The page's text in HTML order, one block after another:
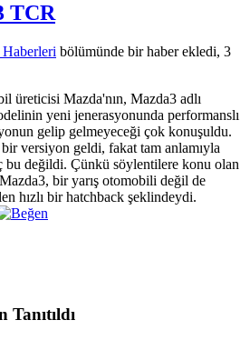
TCR
bölümünde bir haber ekledi, 3
üreticisi Mazda'nın, Mazda3 adlı
yeni jenerasyonunda performanslı
gelip gelmeyeceği çok konuşuldu.
versiyon geldi, fakat tam anlamıyla
bu değildi. Çünkü söylentilere konu olan
bir yarış otomobili değil de
hızlı bir hatchback şeklindeydi.
Tanıtıldı